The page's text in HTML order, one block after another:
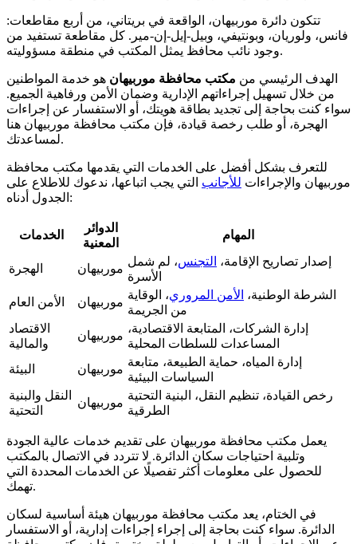
تتكون دائرة موربيهان، الواقعة في بريتاني، من أربع مقاطعات:
فانس، ولوريان، وبونتيفي، وبيل-إيل-إن-مير. كل مقاطعة تستفيد من
وجود نائب محافظ يمثل المكتب في منطقة مسؤوليته.
الهدف الرئيسي من مكتب محافظة موربيهان هو خدمة المواطنين
من خلال تسهيل إجراءاتهم الإدارية وضمان الأمن ورفاهية الجميع.
سواء كنت بحاجة إلى تجديد بطاقة هويتك، أو الاستفسار عن إجراءات
الهجرة، أو طلب رخصة قيادة، فإن مكتب محافظة موربيهان هنا
لمساعدتك.
للتعرف بشكل أفضل على الخدمات التي يقدمها مكتب محافظة
موربيهان والإجراءات للأجانب التي يجب اتباعها، ندعوك للاطلاع على
الجدول أدناه:
الخدمات
الدوائر
المعنية
المهام
الهجرة موربيهان
إصدار تصاريح الإقامة، التجنس، لم شمل
الأسرة
الأمن العام
موربيهان
الشرطة الوطنية، الأمن المروري، الوقاية
من الجريمة
الاقتصاد
والمالية
موربيهان
إدارة الشركات، المتابعة الاقتصادية،
المساعدات للسلطات المحلية
البيئة
موربيهان
إدارة المياه، حماية الطبيعة، متابعة
السياسات البيئية
النقل والبنية
التحتية
موربيهان
رخص القيادة، تنظيم النقل، البنية التحتية
الطرقية
يعمل مكتب محافظة موربيهان على تقديم خدمات عالية الجودة
وتلبية احتياجات سكان الدائرة. لا تتردد في الاتصال بالمكتب
للحصول على معلومات أكثر تفصيلًا عن الخدمات المحددة التي
تهمك.
في الختام، يعد مكتب محافظة موربيهان هيئة أساسية لسكان
الدائرة. سواء كنت بحاجة إلى إجراء إجراءات إدارية، أو الاستفسار